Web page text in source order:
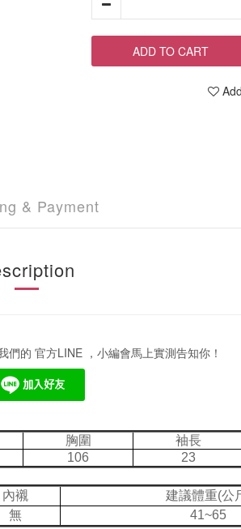
ADD TO CART
& Payment
的 官方LINE ，小編會馬上實測告知你！
胸圍 袖長
106 23
內襯
建議體重(公
無 41~65